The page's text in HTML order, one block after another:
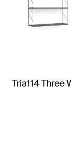
Tria114 Three